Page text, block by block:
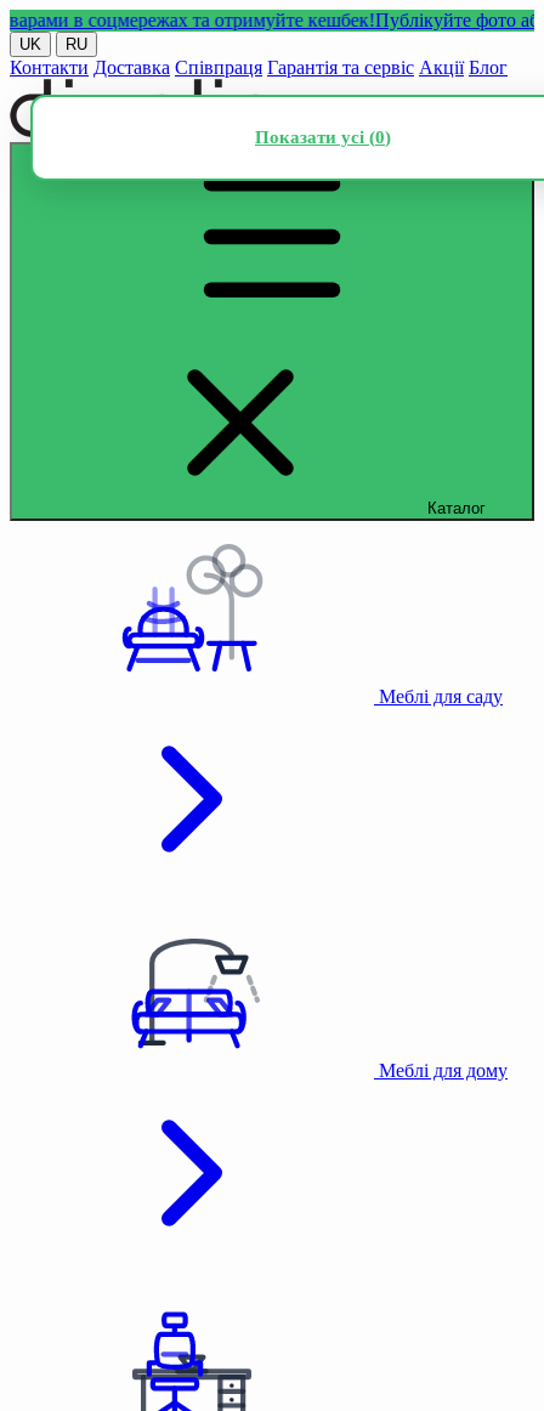
в соцмережах та отримуйте кешбек!Публікуйте фото або
UK RU
Контакти Доставка Співпраця Гарантія та сервіс Акції Блог
Каталог
Меблі для саду
Меблі для дому
Показати усі (0)